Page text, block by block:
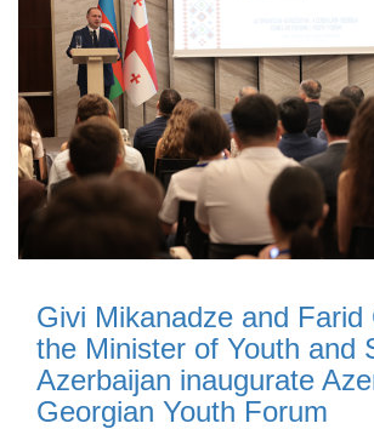
Givi Mikanadze and Farid
the Minister of Youth and
Azerbaijan inaugurate
Georgian Youth Forum